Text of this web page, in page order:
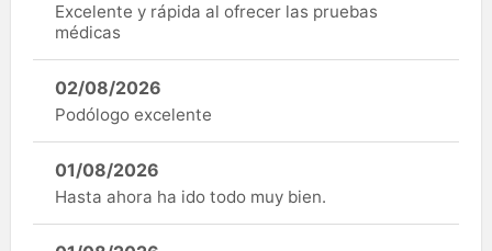
Excelente y rápida al ofrecer las pruebas
médicas
02/08/2026
Podólogo excelente
01/08/2026
Hasta ahora ha ido todo muy bien.